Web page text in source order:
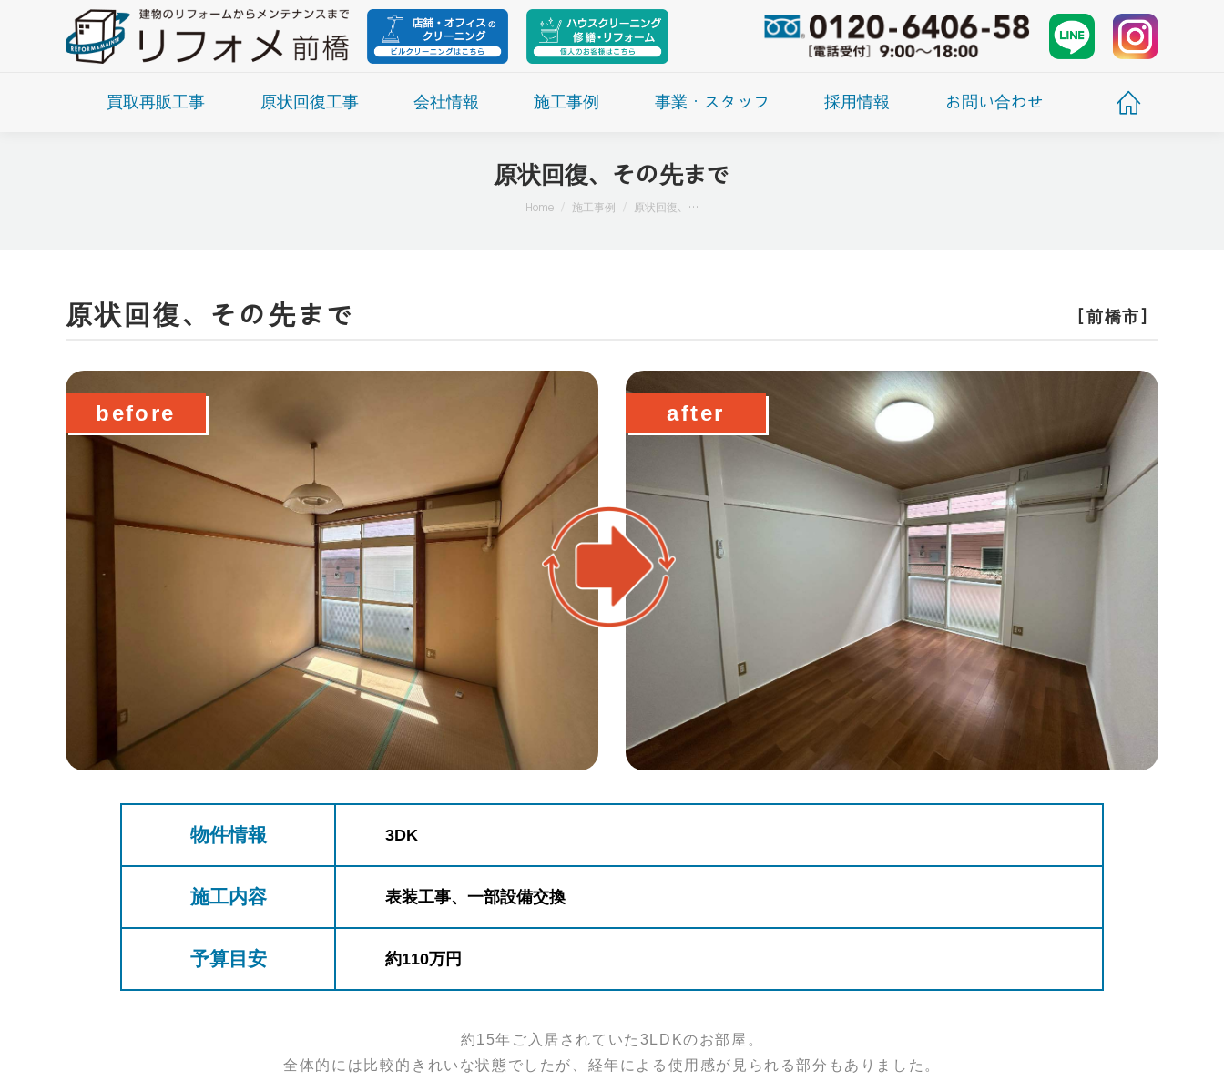
買取再販工事 原状回復工事 会社情報 施工事例 事業・スタッフ 採用情報 お問い合わせ
原状回復、その先まで
現在地:
Home 施工事例 原状回復、…
原状回復、その先まで ［前橋市］
before after
物件情報 3DK
施工内容 表装工事、一部設備交換
予算目安 約110万円
約15年ご入居されていた3LDKのお部屋。
全体的には比較的きれいな状態でしたが、経年による使用感が見られる部分もありました。